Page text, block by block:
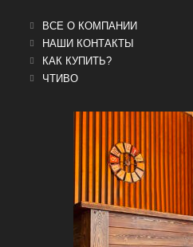
ВСЕ О КОМПАНИИ
НАШИ КОНТАКТЫ
КАК КУПИТЬ?
ЧТИВО